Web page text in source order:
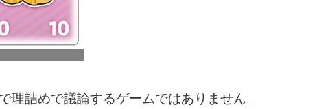
理詰めで議論するゲームではありません。